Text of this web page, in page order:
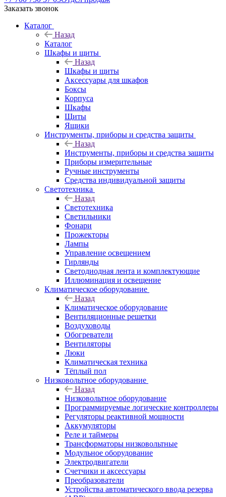
Заказать звонок
Каталог
Назад
Каталог
Шкафы и щиты
Назад
Шкафы и щиты
Аксессуары для шкафов
Боксы
Корпуса
Шкафы
Щиты
Ящики
Инструменты, приборы и средства защиты
Назад
Инструменты, приборы и средства защиты
Приборы измерительные
Ручные инструменты
Средства индивидуальной защиты
Светотехника
Назад
Светотехника
Светильники
Фонари
Прожекторы
Лампы
Управление освещением
Гирлянды
Светодиодная лента и комплектующие
Иллюминация и освещение
Климатическое оборудование
Назад
Климатическое оборудование
Вентиляционные решетки
Воздуховоды
Обогреватели
Вентиляторы
Люки
Климатическая техника
Тёплый пол
Низковольтное оборудование
Назад
Низковольтное оборудование
Программируемые логические контроллеры
Регуляторы реактивной мощности
Аккумуляторы
Реле и таймеры
Трансформаторы низковольтные
Модульное оборудование
Электродвигатели
Счетчики и аксессуары
Преобразователи
Устройства автоматического ввода резерва